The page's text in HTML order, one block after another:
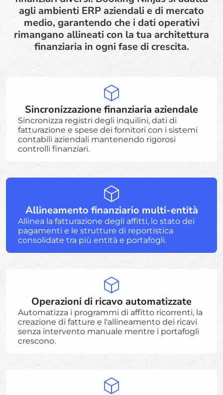
agli ambienti ERP aziendali e di mercato
medio, garantendo che i dati operativi
rimangano allineati con la tua architettura
finanziaria in ogni fase di crescita.
Sincronizzazione finanziaria aziendale
Sincronizza registri degli inquilini, dati di
fatturazione e spese dei fornitori con i sistemi
contabili aziendali mantenendo rigorosi
controlli finanziari.
Allineamento finanziario multi-entità
Allinea la fatturazione degli affitti, lo stato dei
pagamenti e le strutture di reportistica
consolidate tra più entità e portafogli.
Operazioni di ricavo automatizzate
Automatizza i programmi di affitto ricorrenti, la
creazione di fatture e l'allineamento dei ricavi
senza intervento manuale mentre i portafogli
crescono.